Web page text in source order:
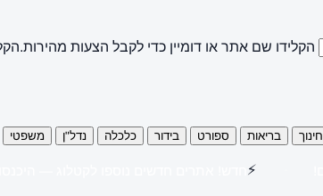
הקלידו שם אתר או דומיין כדי לקבל הצעות מהירות.
חינוך בריאות ספורט בידור כלכלה נדל"ן משפטי
⚡